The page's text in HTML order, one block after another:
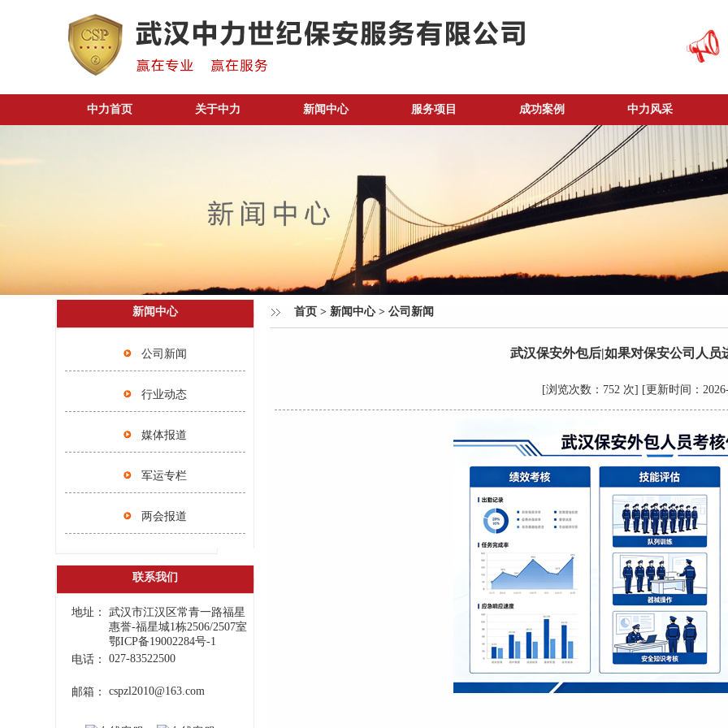
中力首页 关于中力 新闻中心 服务项目 成功案例 中力风采
新闻中心
公司新闻
行业动态
媒体报道
军运专栏
两会报道
联系我们
地址：
武汉市江汉区常青一路福星
惠誉-福星城1栋2506/2507室
鄂ICP备19002284号-1
电话：
027-83522500
邮箱： cspzl2010@163.com
首页 > 新闻中心> 公司新闻
武汉保安外包后|如果对保安公司人员
[浏览次数：752 次] [更新时间：